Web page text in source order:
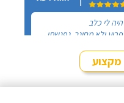
בחום.
היה לי כלב
פרוע ולא מחונך. נפגשתי
שאת הכלב שלי אי אפשר
לאלף בשיעורים כי יש לו
מקצוע